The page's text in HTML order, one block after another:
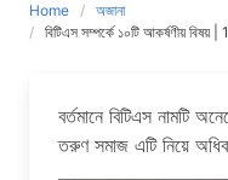
Home
অজানা
বিটিএস সম্পর্কে ১০টি আকর্ষণীয়
বর্তমানে বিটিএস নামটি
তরুণ সমাজ এটি নিয়ে